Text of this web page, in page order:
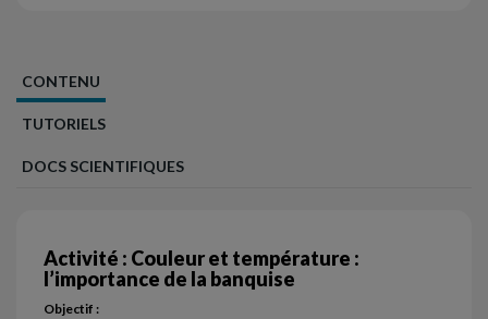
CONTENU
TUTORIELS
DOCS SCIENTIFIQUES
Activité : Couleur et température :
l’importance de la banquise
Objectif :